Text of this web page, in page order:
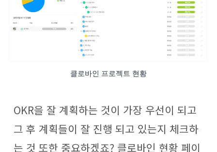
클로바인 프로젝트 현황
OKR을 잘 계획하는 것이 가장 우선이 되고
그 후 계획들이 잘 진행 되고 있는지 체크하
는 것 또한 중요하겠죠? 클로바인 현황 페이